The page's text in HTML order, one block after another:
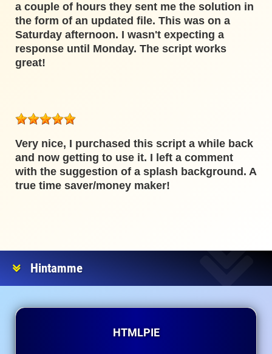
a couple of hours they sent me the solution in
the form of an updated file. This was on a
Saturday afternoon. I wasn't expecting a
response until Monday. The script works
great!
Very nice, I purchased this script a while back
and now getting to use it. I left a comment
with the suggestion of a splash background. A
true time saver/money maker!
Hintamme
HTMLPIE